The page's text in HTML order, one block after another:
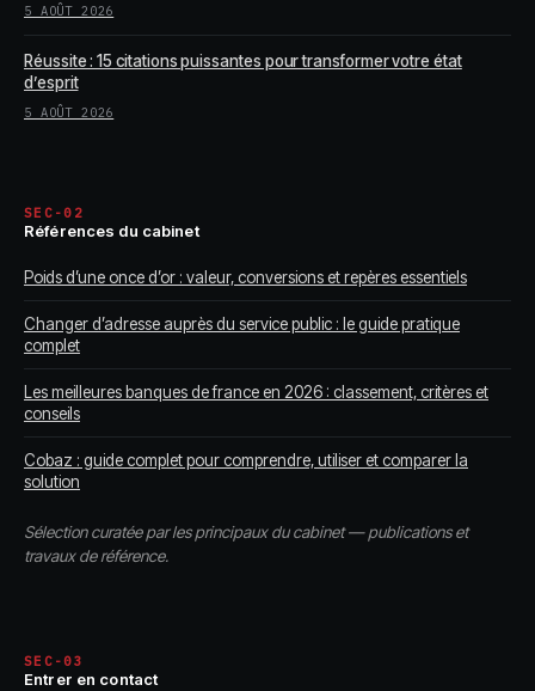
5 AOÛT 2026
Réussite : 15 citations puissantes pour transformer votre état
d’esprit
5 AOÛT 2026
SEC-02
Références du cabinet
Poids d’une once d’or : valeur, conversions et repères essentiels
Changer d’adresse auprès du service public : le guide pratique
complet
Les meilleures banques de france en 2026 : classement, critères et
conseils
Cobaz : guide complet pour comprendre, utiliser et comparer la
solution
Sélection curatée par les principaux du cabinet — publications et
travaux de référence.
SEC-03
Entrer en contact